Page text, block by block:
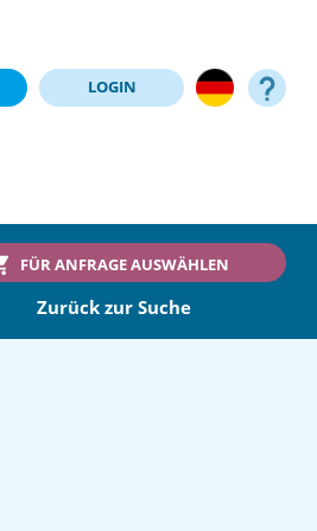
LOGIN
FÜR ANFRAGE AUSWÄHLEN
Zurück zur Suche